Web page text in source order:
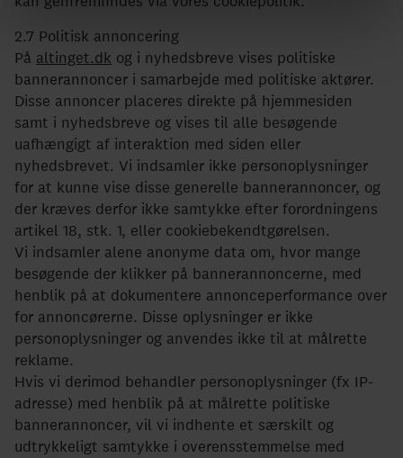
2.7 Politisk annoncering
På altinget.dk og i nyhedsbreve vises politiske
bannerannoncer i samarbejde med politiske aktører.
Disse annoncer placeres direkte på hjemmesiden
samt i nyhedsbreve og vises til alle besøgende
uafhængigt af interaktion med siden eller
nyhedsbrevet. Vi indsamler ikke personoplysninger
for at kunne vise disse generelle bannerannoncer, og
der kræves derfor ikke samtykke efter forordningens
artikel 18, stk. 1, eller cookiebekendtgørelsen.
Vi indsamler alene anonyme data om, hvor mange
besøgende der klikker på bannerannoncerne, med
henblik på at dokumentere annonceperformance over
for annoncørerne. Disse oplysninger er ikke
personoplysninger og anvendes ikke til at målrette
reklame.
Hvis vi derimod behandler personoplysninger (fx IP-
adresse) med henblik på at målrette politiske
bannerannoncer, vil vi indhente et særskilt og
udtrykkeligt samtykke i overensstemmelse med